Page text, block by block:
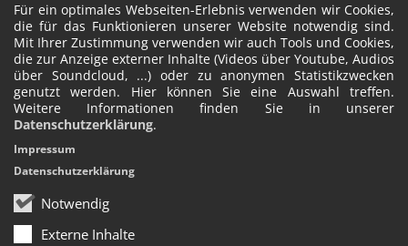
Für ein optimales Webseiten-Erlebnis verwenden wir Cookies,
die für das Funktionieren unserer Website notwendig sind.
Mit Ihrer Zustimmung verwenden wir auch Tools und Cookies,
die zur Anzeige externer Inhalte (Videos über Youtube, Audios
über Soundcloud, ...) oder zu anonymen Statistikzwecken
genutzt werden. Hier können Sie eine Auswahl treffen.
Weitere Informationen finden Sie in unserer
Datenschutzerklärung.
Notwendig
Externe Inhalte
Impressum
Datenschutzerklärung